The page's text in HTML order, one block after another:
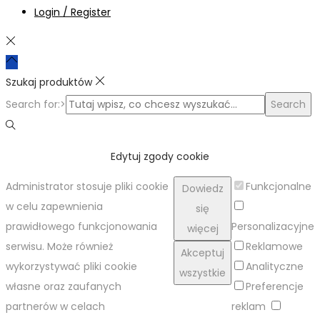
Login / Register
Szukaj produktów
Search for:>
Search
Edytuj zgody cookie
Administrator stosuje pliki cookie
w celu zapewnienia
prawidłowego funkcjonowania
serwisu. Może również
wykorzystywać pliki cookie
własne oraz zaufanych
partnerów w celach
Dowiedz
się
więcej
Akceptuj
wszystkie
Funkcjonalne
Personalizacyjne
Reklamowe
Analityczne
Preferencje
reklam